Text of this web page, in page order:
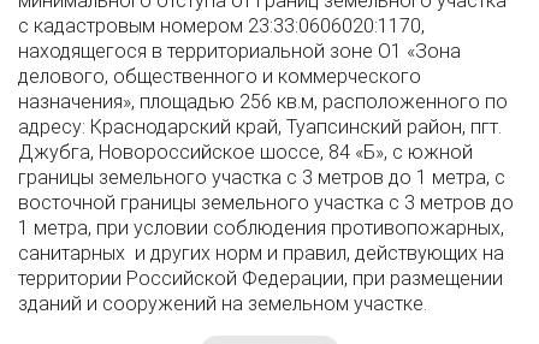
с кадастровым номером 23:33:0606020:1170,
находящегося в территориальной зоне О1 «Зона
делового, общественного и коммерческого
назначения», площадью 256 кв.м, расположенного по
адресу: Краснодарский край, Туапсинский район, пгт.
Джубга, Новороссийское шоссе, 84 «Б», с южной
границы земельного участка с 3 метров до 1 метра, с
восточной границы земельного участка с 3 метров до
1 метра, при условии соблюдения противопожарных,
санитарных и других норм и правил, действующих на
территории Российской Федерации, при размещении
зданий и сооружений на земельном участке.